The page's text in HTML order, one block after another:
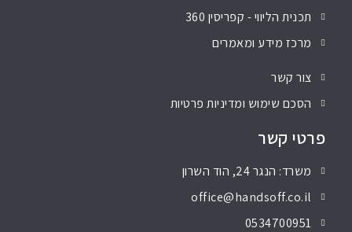
תכנית הליווי - קפריסין 360
מרכז מידע ומאמרים
צור קשר
הסכם שימוש ומדיניות פרטיות
פרטי קשר
משרד: הנגר 24, הוד השרון
office@handsoff.co.il
0534700951